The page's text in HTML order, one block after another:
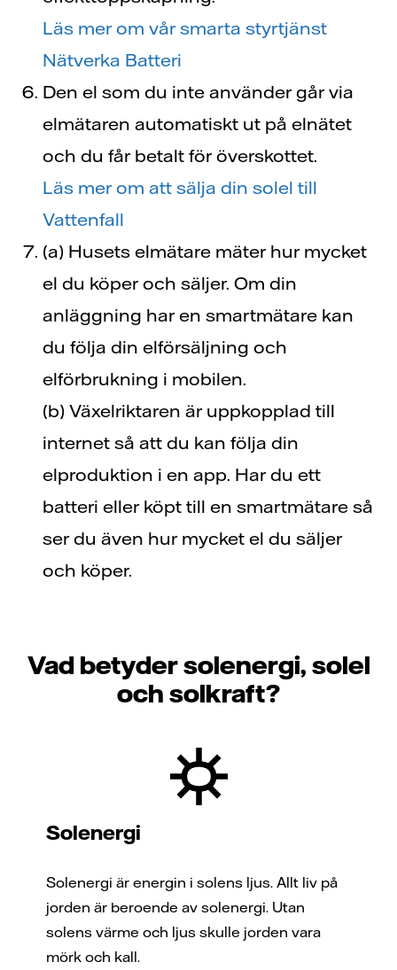
Läs mer om vår smarta styrtjänst
Nätverka Batteri
Den el som du inte använder går via
elmätaren automatiskt ut på elnätet
och du får betalt för överskottet.
Läs mer om att sälja din solel till
Vattenfall
(a) Husets elmätare mäter hur mycket
el du köper och säljer. Om din
anläggning har en smartmätare kan
du följa din elförsäljning och
elförbrukning i mobilen.
(b) Växelriktaren är uppkopplad till
internet så att du kan följa din
elproduktion i en app. Har du ett
batteri eller köpt till en smartmätare så
ser du även hur mycket el du säljer
och köper.
Vad betyder solenergi, solel
och solkraft?
Solenergi
Solenergi är energin i solens ljus. Allt liv på
jorden är beroende av solenergi. Utan
solens värme och ljus skulle jorden vara
mörk och kall.